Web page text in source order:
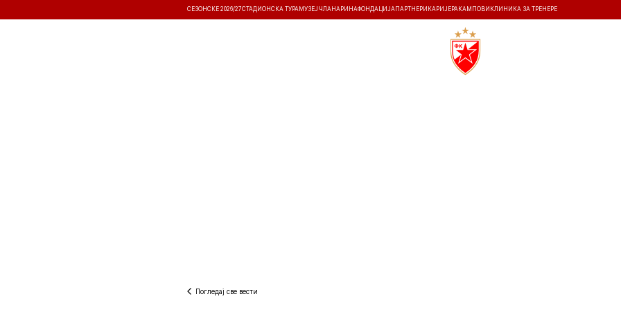
СЕЗОНСКЕ 2026/27СТАДИОНСКА ТУРА МУЗЕЈ ЧЛАНАРИНАФОНДАЦИЈА ПАРТНЕРИ КАРИЈЕРА КАМПОВИ КЛИНИКА ЗА ТРЕНЕРЕ
Погледај све вести